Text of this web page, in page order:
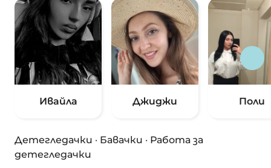
Ивайла Джиджи Поли
Детегледачки · Бавачки · Работа за
детегледачки